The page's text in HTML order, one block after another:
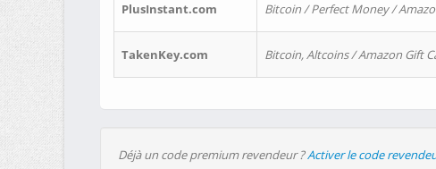
PlusInstant.com Bitcoin / Perfect Money /
TakenKey.com Bitcoin, Altcoins / Amazon Gift
Déjà un code premium revendeur ?Activer le code